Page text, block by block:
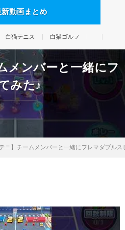
動画まとめ
白猫テニス 白猫ゴルフ
メンバーと一緒にフ
みた♪
テニ】チームメンバーと一緒にフレマダブルス